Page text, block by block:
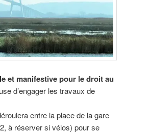
et manifestivepour le droit au
d’engager les travaux de
entre la place de la gare
à réserver si vélos) pour se